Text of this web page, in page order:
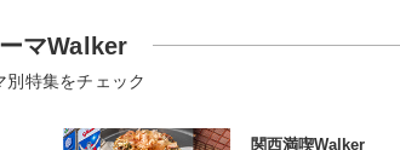
マWalker
別特集をチェック
関西満喫Walker